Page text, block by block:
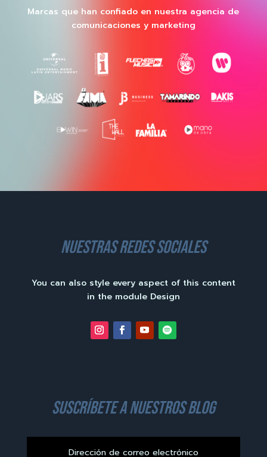
Marcas que han confiado en nuestra agencia de
comunicaciones y marketing
nuestras redes sociales
You can also style every aspect of this content
in the module Design
suscríbete a nuestros blog